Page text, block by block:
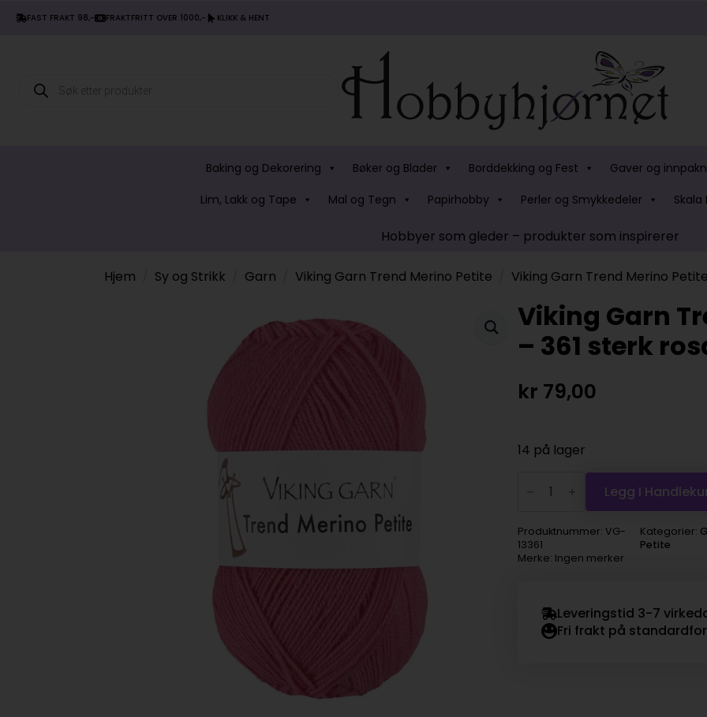
FAST FRAKT 98,- FRAKTFRITT OVER 1000,- KLIKK & HENT
Products
search
Baking og Dekorering Bøker og Blader Borddekking og Fest Gaver og
Lim, Lakk og Tape
Mal og Tegn Papirhobby Perler og Smykkedeler Skala
Hobbyer som gleder – produkter som inspirerer
Hjem Sy og Strikk Garn Viking Garn Trend Merino Petite Viking Garn Trend Merino
Viking Garn
– 361 sterk
kr 79,00
14 på lager
Trend
Petite
-
361
sterk
Legg I
Produktnummer: VG-
13361
Kategorier:
Petite
Merke: Ingen merker
Leveringstid 3-7
Fri frakt på